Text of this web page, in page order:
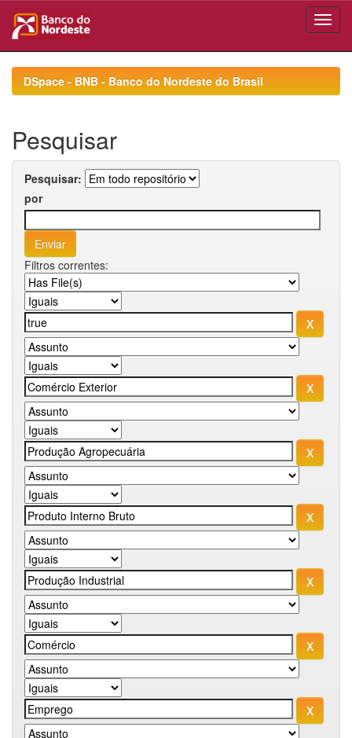
navigationDSpace - BNB - Banco do Nordeste do Brasil
Pesquisar
Pesquisar:
por
Filtros correntes: